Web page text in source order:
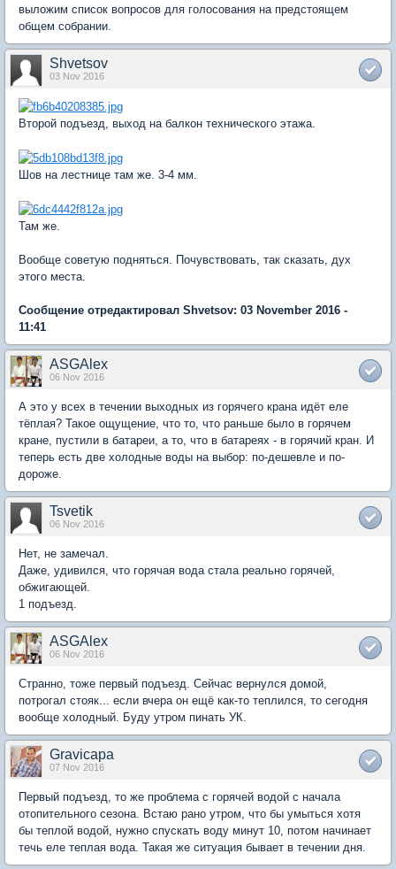
выложим список вопросов для голосования на предстоящем
общем собрании.
Shvetsov
03 Nov 2016
Второй подъезд, выход на балкон технического этажа.
Шов на лестнице там же. 3-4 мм.
Там же.
Вообще советую подняться. Почувствовать, так сказать, дух
этого места.
Сообщение отредактировал Shvetsov: 03 November 2016 -
11:41
ASGAlex
06 Nov 2016
А это у всех в течении выходных из горячего крана идёт еле
тёплая? Такое ощущение, что то, что раньше было в горячем
кране, пустили в батареи, а то, что в батареях - в горячий кран. И
теперь есть две холодные воды на выбор: по-дешевле и по-
дороже.
Tsvetik
06 Nov 2016
Нет, не замечал.
Даже, удивился, что горячая вода стала реально горячей,
обжигающей.
1 подъезд.
ASGAlex
06 Nov 2016
Странно, тоже первый подъезд. Сейчас вернулся домой,
потрогал стояк... если вчера он ещё как-то теплился, то сегодня
вообще холодный. Буду утром пинать УК.
Gravicapa
07 Nov 2016
Первый подъезд, то же проблема с горячей водой с начала
отопительного сезона. Встаю рано утром, что бы умыться хотя
бы теплой водой, нужно спускать воду минут 10, потом начинает
течь еле теплая вода. Такая же ситуация бывает в течении дня.